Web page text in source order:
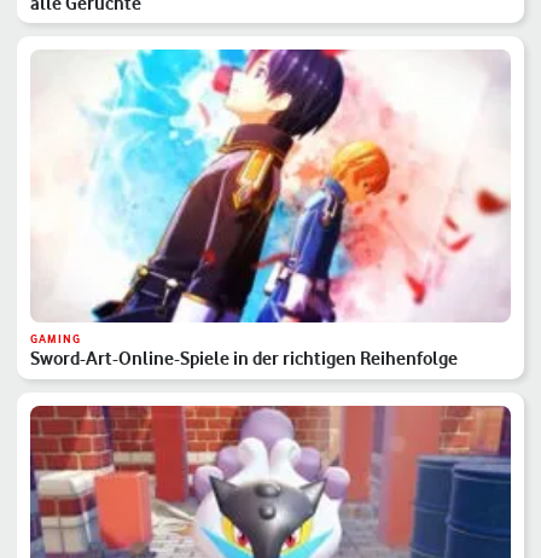
GAMING
Sword-Art-Online-Spiele in der richtigen Reihenfolge